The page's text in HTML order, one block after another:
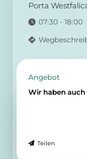
Porta
07:30 - 18:00
Angebot
Wir haben auch
Teilen